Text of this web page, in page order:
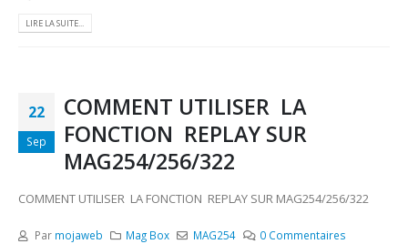
LIRE LA SUITE...
22
Sep
COMMENT UTILISER LA
FONCTION REPLAY SUR
MAG254/256/322
COMMENT UTILISER LA FONCTION REPLAY SUR MAG254/256/322
Par mojaweb Mag Box MAG254 0 Commentaires